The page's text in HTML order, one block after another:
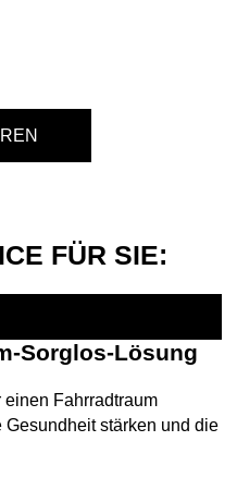
FÜR SIE:
Sorglos-Lösung
Fahrradtraum
stärken und die